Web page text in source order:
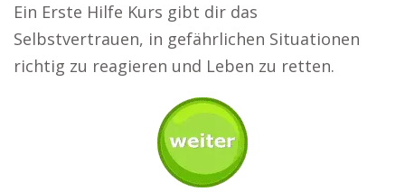
Ein Erste Hilfe Kurs gibt dir das
Selbstvertrauen, in gefährlichen Situationen
richtig zu reagieren und Leben zu retten.